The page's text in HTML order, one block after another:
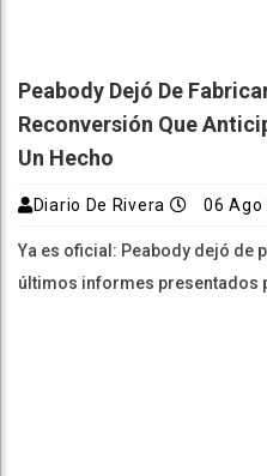
Peabody Dejó De
Reconversión Que
Un Hecho
Diario De Rivera 06 Ago
Ya es oficial: Peabody dejó de
últimos informes presentados